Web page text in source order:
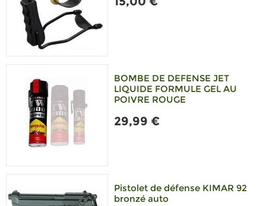
BOMBE DE DEFENSE JET
LIQUIDE FORMULE GEL AU
POIVRE ROUGE
29,99 €
Pistolet de défense KIMAR 92
bronzé auto